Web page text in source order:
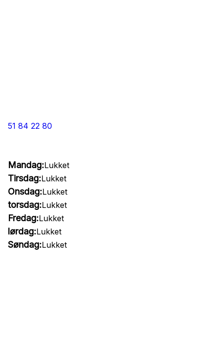
51 84 22 80
Mandag:Lukket
Tirsdag:Lukket
Onsdag:Lukket
torsdag:Lukket
Fredag:Lukket
lørdag:Lukket
Søndag:Lukket